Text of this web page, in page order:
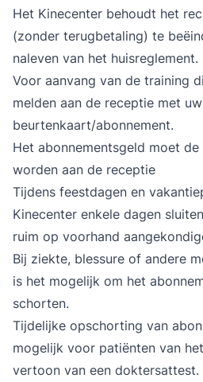
Het Kinecenter behoudt het
(zonder terugbetaling) te
naleven van het huisreglement.
Voor aanvang van de training
melden aan de receptie met uw
beurtenkaart/abonnement.
Het abonnementsgeld moet
worden aan de receptie
Tijdens feestdagen en
Kinecenter enkele dagen
ruim op voorhand
Bij ziekte, blessure of andere
is het mogelijk om het
schorten.
Tijdelijke opschorting van
mogelijk voor patiënten van
vertoon van een doktersattest.